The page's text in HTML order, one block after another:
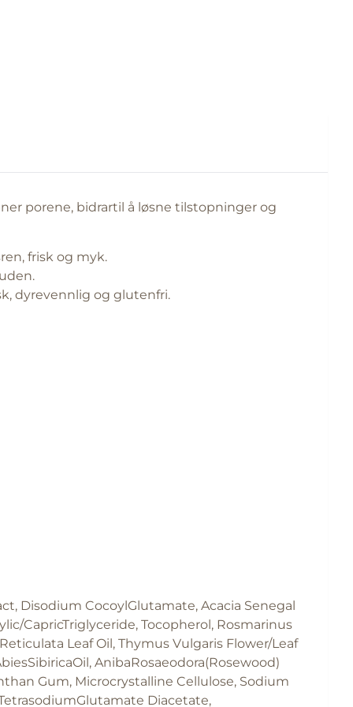
porene, bidrartil å løsne tilstopninger og
frisk og myk.
dyrevennlig og glutenfri.
Disodium CocoylGlutamate, Acacia Senegal
CapricTriglyceride, Tocopherol, Rosmarinus
Leaf Oil, Thymus Vulgaris Flower/Leaf
AnibaRosaeodora(Rosewood)
Gum, Microcrystalline Cellulose, Sodium
Diacetate,